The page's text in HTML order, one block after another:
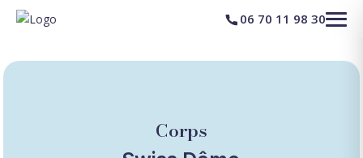
06 70 11 98 30
Corps